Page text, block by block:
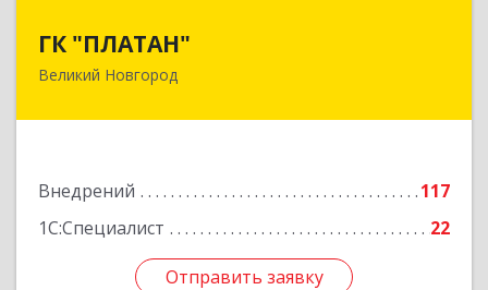
ГК "ПЛАТАН"
Великий Новгород
Внедрений
117
1С:Специалист
22
Отправить заявку
173003, Новгородская обл, Великий Новгород
Подробнее
Отправить заявку